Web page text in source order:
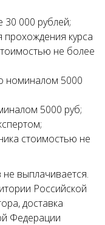
000 рублей;
прохождения курса
не более
номиналом 5000
5000 руб;
стоимостью не
выплачивается.
Российской
доставка
Федерации